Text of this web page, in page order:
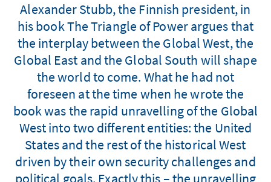
Alexander Stubb, the Finnish president, in
his book The Triangle of Power argues that
the interplay between the Global West, the
Global East and the Global South will shape
the world to come. What he had not
foreseen at the time when he wrote the
book was the rapid unravelling of the Global
West into two different entities: the United
States and the rest of the historical West
driven by their own security challenges and
political goals. Exactly this – the unravelling